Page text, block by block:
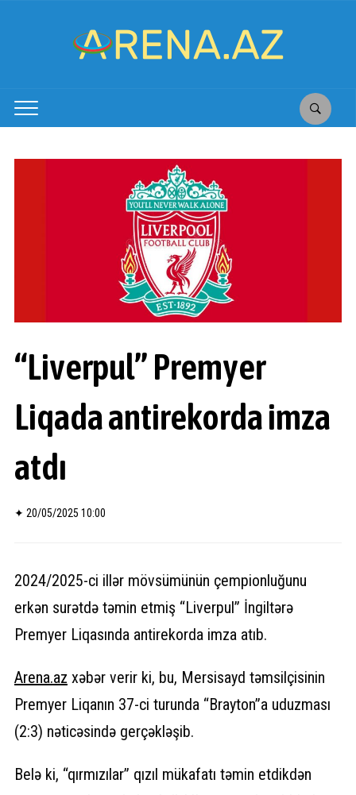
“Liverpul” Premyer
Liqada antirekorda imza
atdı
✦ 20/05/2025 10:00
2024/2025-ci illər mövsümünün çempionluğunu
erkən surətdə təmin etmiş “Liverpul” İngiltərə
Premyer Liqasında antirekorda imza atıb.
Arena.az xəbər verir ki, bu, Mersisayd təmsilçisinin
Premyer Liqanın 37-ci turunda “Brayton”a uduzması
(2:3) nəticəsində gerçəkləşib.
Belə ki, “qırmızılar” qızıl mükafatı təmin etdikdən